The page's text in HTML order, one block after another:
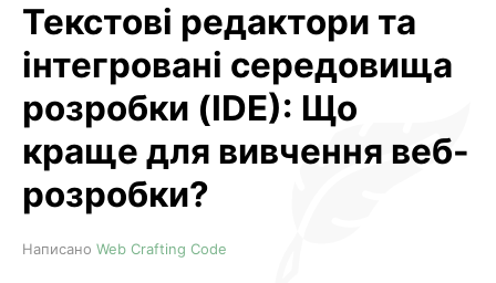
Текстові редактори та
інтегровані середовища
розробки (IDE): Що
краще для вивчення веб-
розробки?Читати повністю
Написано Web Crafting Code